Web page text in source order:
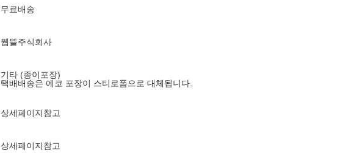
무료배송
웹뜰주식회사
기타 (종이포장)
택배배송은 에코 포장이 스티로폼으로 대체됩니다.
상세페이지참고
상세페이지참고